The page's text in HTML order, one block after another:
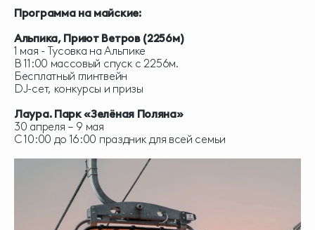
Программа на майские:
Альпика, Приют Ветров (2256м)
1 мая - Тусовка на Альпике
В 11:00 массовый спуск с 2256м.
Бесплатный глинтвейн
DJ-сет, конкурсы и призы
Лаура. Парк «Зелёная Поляна»
30 апреля – 9 мая
С 10:00 до 16:00 праздник для всей семьи